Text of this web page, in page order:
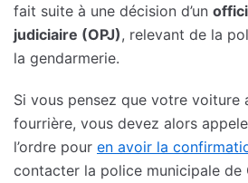
fait suite à une décision d’un
judiciaire (OPJ), relevant de la
la gendarmerie.
Si vous pensez que votre voiture
fourrière, vous devez alors
l’ordre pour en avoir la
contacter la police municipale de